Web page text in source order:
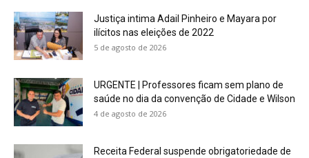
Justiça intima Adail Pinheiro e Mayara por
ilícitos nas eleições de 2022
5 de agosto de 2026
URGENTE | Professores ficam sem plano de
saúde no dia da convenção de Cidade e Wilson
4 de agosto de 2026
Receita Federal suspende obrigatoriedade de